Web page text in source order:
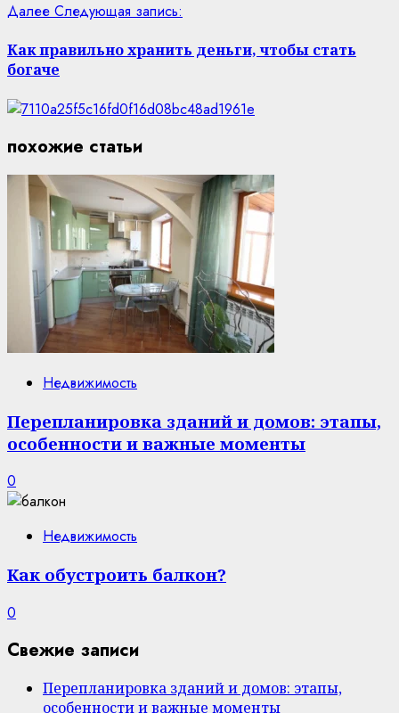
Далее Следующая запись:
Как правильно хранить деньги, чтобы стать
богаче
похожие статьи
Недвижимость
Перепланировка зданий и домов: этапы,
особенности и важные моменты
0
Недвижимость
Как обустроить балкон?
0
Свежие записи
Перепланировка зданий и домов: этапы,
особенности и важные моменты